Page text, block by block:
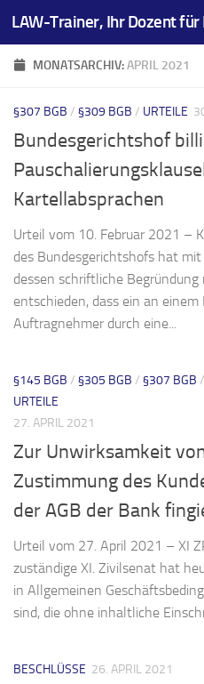
Zum Inhalt springen
MONATSARCHIV:APRIL 2021
§307 BGB / §309 BGB / URTEILE
Bundesgerichtshof
Kartellabsprachen
Urteil vom 10. Februar 2021 –
des Bundesgerichtshofs hat
dessen schriftliche
entschieden, dass ein an
Auftragnehmer durch eine...
§145 BGB / §305 BGB / §307 BGB /
URTEILE
27. APRIL 2021
Zur Unwirksamkeit
Zustimmung des
der AGB der Bank
Urteil vom 27. April 2021 – XI
zuständige XI. Zivilsenat hat
in Allgemeinen
sind, die ohne inhaltliche
BESCHLÜSSE 26. APRIL 2021